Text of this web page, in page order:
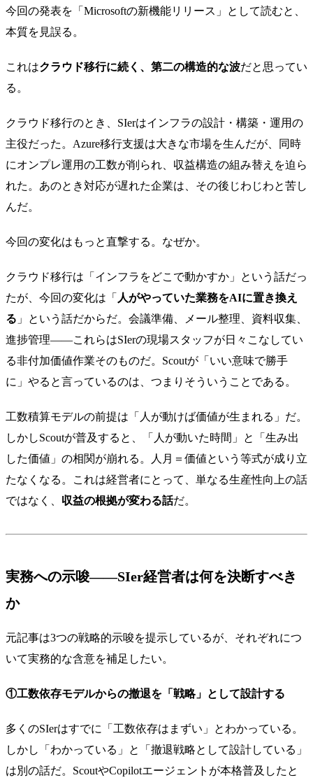
今回の発表を「Microsoftの新機能リリース」として読むと、
本質を見誤る。
これはクラウド移行に続く、第二の構造的な波だと思ってい
る。
クラウド移行のとき、SIerはインフラの設計・構築・運用の
主役だった。Azure移行支援は大きな市場を生んだが、同時
にオンプレ運用の工数が削られ、収益構造の組み替えを迫ら
れた。あのとき対応が遅れた企業は、その後じわじわと苦し
んだ。
今回の変化はもっと直撃する。なぜか。
クラウド移行は「インフラをどこで動かすか」という話だっ
たが、今回の変化は「 人がやっていた業務をAIに置き換え
る 」という話だからだ。会議準備、メール整理、資料収集、
進捗管理——これらはSIerの現場スタッフが日々こなしてい
る非付加価値作業そのものだ。Scoutが「いい意味で勝手
に」やると言っているのは、つまりそういうことである。
工数積算モデルの前提は「人が動けば価値が生まれる」だ。
しかしScoutが普及すると、「人が動いた時間」と「生み出
した価値」の相関が崩れる。人月＝価値という等式が成り立
たなくなる。これは経営者にとって、単なる生産性向上の話
ではなく、 収益の根拠が変わる話だ。
実務への示唆——SIer経営者は何を決断すべき
か
元記事は3つの戦略的示唆を提示しているが、それぞれにつ
いて実務的な含意を補足したい。
①工数依存モデルからの撤退を「戦略」として設計する
多くのSIerはすでに「工数依存はまずい」とわかっている。
しかし「わかっている」と「撤退戦略として設計している」
は別の話だ。ScoutやCopilotエージェントが本格普及したと